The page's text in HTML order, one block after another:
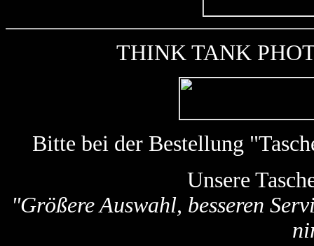
THINK TANK
Bitte bei der Bestellung
Unsere
"Größere Auswahl, besseren